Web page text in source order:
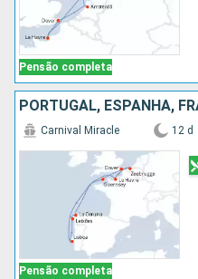
Pensão completa
Pensão completa
Carnival Miracle 12 d